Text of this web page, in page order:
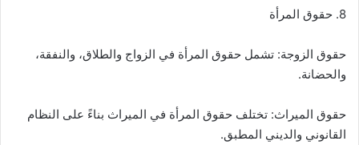
8. حقوق المرأة
حقوق الزوجة: تشمل حقوق المرأة في الزواج والطلاق، والنفقة،
والحضانة.
حقوق الميراث: تختلف حقوق المرأة في الميراث بناءً على النظام
القانوني والديني المطبق.